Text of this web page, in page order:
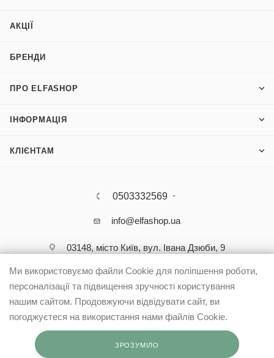
АКЦІЇ
БРЕНДИ
ПРО ELFASHOP
ІНФОРМАЦІЯ
КЛІЄНТАМ
0503332569
info@elfashop.ua
03148, місто Київ, вул. Івана Дзюби, 9
Ми використовуємо файли Cookie для поліпшення роботи,
персоналізації та підвищення зручності користування
нашим сайтом. Продовжуючи відвідувати сайт, ви
погоджуєтеся на використання нами файлів Cookie.
ЗРОЗУМІЛО